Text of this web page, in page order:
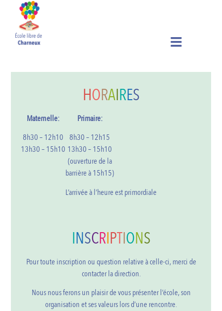
HORAIRES
Maternelle:
8h30 – 12h10
13h30 – 15h10
Primaire:
8h30 – 12h15
13h30 – 15h10
(ouverture de la
barrière à 15h15)
L’arrivée à l’heure est primordiale
INSCRIPTIONS
Pour toute inscription ou question relative à celle-ci, merci de
contacter la direction.
Nous nous ferons un plaisir de vous présenter l’école, son
organisation et ses valeurs lors d’une rencontre.